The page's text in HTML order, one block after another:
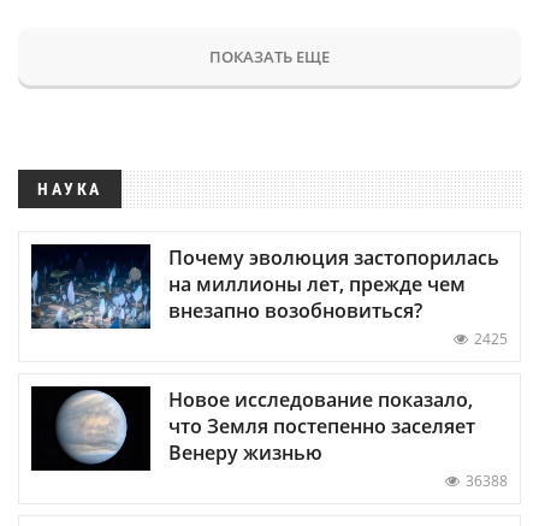
ПОКАЗАТЬ ЕЩЕ
НАУКА
Почему эволюция застопорилась
на миллионы лет, прежде чем
внезапно возобновиться?
2425
Новое исследование показало,
что Земля постепенно заселяет
Венеру жизнью
36388